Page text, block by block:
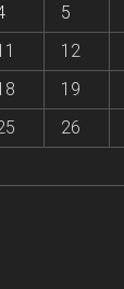
5
12
19
26